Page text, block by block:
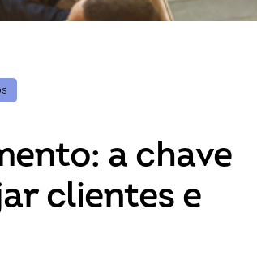
a chave
clientes e